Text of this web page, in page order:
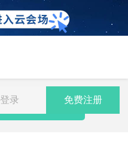
登录 免费注册
搜索